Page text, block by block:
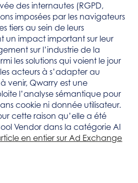
des internautes (RGPD,
imposées par les navigateurs
tiers au sein de leurs
un impact important sur leur
sur l’industrie de la
les solutions qui voient le jour
acteurs à s’adapter au
venir, Qwarry est une
l’analyse sémantique pour
cookie ni donnée utilisateur.
cette raison qu’elle a été
Vendor dans la catégorie AI
en entier sur Ad Exchange